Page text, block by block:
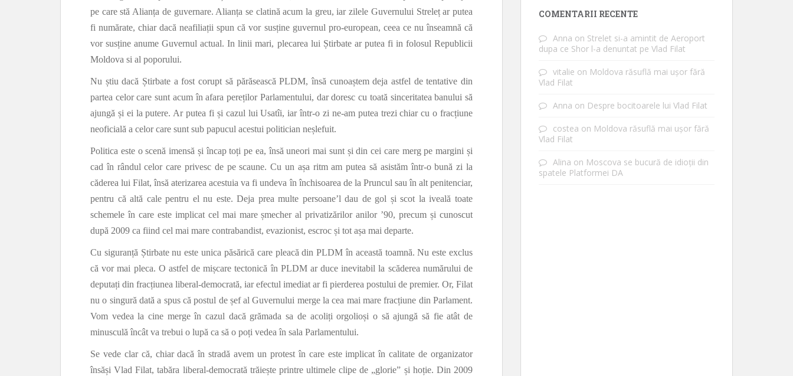
pe care stă Alianța de guvernare. Alianța se clatină acum la greu, iar zilele Guvernului Streleț ar putea
fi numărate, chiar dacă neafiliații spun că vor susține guvernul pro-european, ceea ce nu înseamnă că
vor susține anume Guvernul actual. In linii mari, plecarea lui Știrbate ar putea fi in folosul Republicii
Moldova si al poporului.
Nu știu dacă Știrbate a fost corupt să părăsească PLDM, însă cunoaștem deja astfel de tentative din
partea celor care sunt acum în afara pereților Parlamentului, dar doresc cu toată sinceritatea banului să
ajungă și ei la putere. Ar putea fi și cazul lui Usatîi, iar într-o zi ne-am putea trezi chiar cu o fracțiune
neoficială a celor care sunt sub papucul acestui politician neșlefuit.
Politica este o scenă imensă și încap toți pe ea, însă uneori mai sunt și din cei care merg pe margini și
cad în rândul celor care privesc de pe scaune. Cu un așa ritm am putea să asistăm într-o bună zi la
căderea lui Filat, însă aterizarea acestuia va fi undeva în închisoarea de la Pruncul sau în alt penitenciar,
pentru că altă cale pentru el nu este. Deja prea multe persoane’l dau de gol și scot la iveală toate
schemele în care este implicat cel mai mare șmecher al privatizărilor anilor ’90, precum și cunoscut
după 2009 ca fiind cel mai mare contrabandist, evazionist, escroc și tot așa mai departe.
Cu siguranță Știrbate nu este unica păsărică care pleacă din PLDM în această toamnă. Nu este exclus
că vor mai pleca. O astfel de mișcare tectonică în PLDM ar duce inevitabil la scăderea numărului de
deputați din fracțiunea liberal-democrată, iar efectul imediat ar fi pierderea postului de premier. Or, Filat
nu o singură dată a spus că postul de șef al Guvernului merge la cea mai mare fracțiune din Parlament.
Vom vedea la cine merge în cazul dacă grămada sa de acoliți orgolioși o să ajungă să fie atât de
minusculă încât va trebui o lupă ca să o poți vedea în sala Parlamentului.
Se vede clar că, chiar dacă în stradă avem un protest în care este implicat în calitate de organizator
însăși Vlad Filat, tabăra liberal-democrată trăiește printre ultimele clipe de „glorie” și hoție. Din 2009
COMENTARII RECENTE
Anna on Strelet si-a amintit de Aeroport
dupa ce Shor l-a denuntat pe Vlad Filat
vitalie on Moldova răsuflă mai ușor fără
Vlad Filat
Anna on Despre bocitoarele lui Vlad Filat
costea on Moldova răsuflă mai ușor fără
Vlad Filat
Alina on Moscova se bucură de idioții din
spatele Platformei DA